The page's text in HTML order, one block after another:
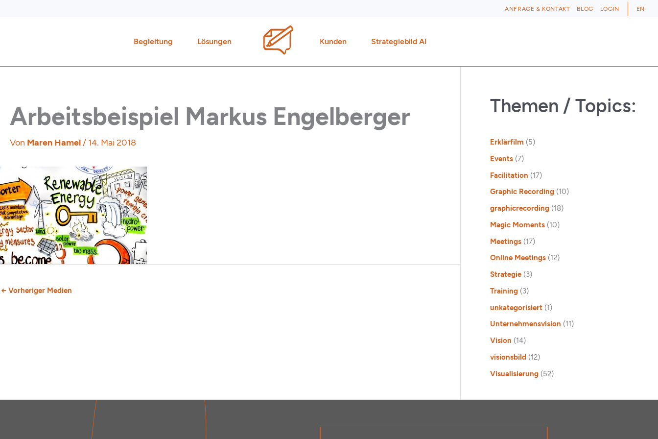
ANFRAGE & KONTAKT BLOG LOGIN EN
Begleitung Lösungen Kunden Strategiebild AI
Arbeitsbeispiel Markus Engelberger
Von Maren Hamel/ 14. Mai 2018
← Vorheriger Medien
Themen / Topics:
Erklärfilm (5)
Events(7)
Facilitation (17)
Graphic Recording(10)
graphicrecording(18)
Magic Moments(10)
Meetings(17)
Online Meetings(12)
Strategie(3)
Training(3)
unkategorisiert(1)
Unternehmensvision (11)
Vision (14)
visionsbild (12)
Visualisierung(52)